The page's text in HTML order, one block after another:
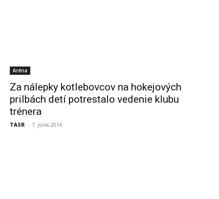
Aréna
Za nálepky kotlebovcov na hokejových
prilbách detí potrestalo vedenie klubu
trénera
TASR - 7. júna 2016